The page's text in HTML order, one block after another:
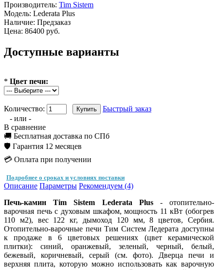
Производитель: Tim Sistem
Модель: Lederata Plus
Наличие: Предзаказ
Цена: 86400 руб.
Доступные варианты
* Цвет печи:
Количество:
Быстрый заказ
- или -
В сравнение
🚚 Бесплатная доставка по СПб
🛡️ Гарантия 12 месяцев
💳 Оплата при получении
Подробнее о сроках и условиях поставки
Описание Параметры Рекомендуем (4)
Печь-камин Tim Sistem Lederata Plus- отопительно-
варочная печь с духовым шкафом, мощность 11 кВт (обогрев
110 м2), вес 122 кг, дымоход 120 мм, 8 цветов, Сербия.
Отопительно-варочные печи Тим Систем Ледерата доступны
к продаже в 6 цветовых решениях (цвет керамической
плитки): синий, оранжевый, зеленый, черный, белый,
бежевый, коричневый, серый (см. фото). Дверца печи и
верхняя плита, которую можно использовать как варочную